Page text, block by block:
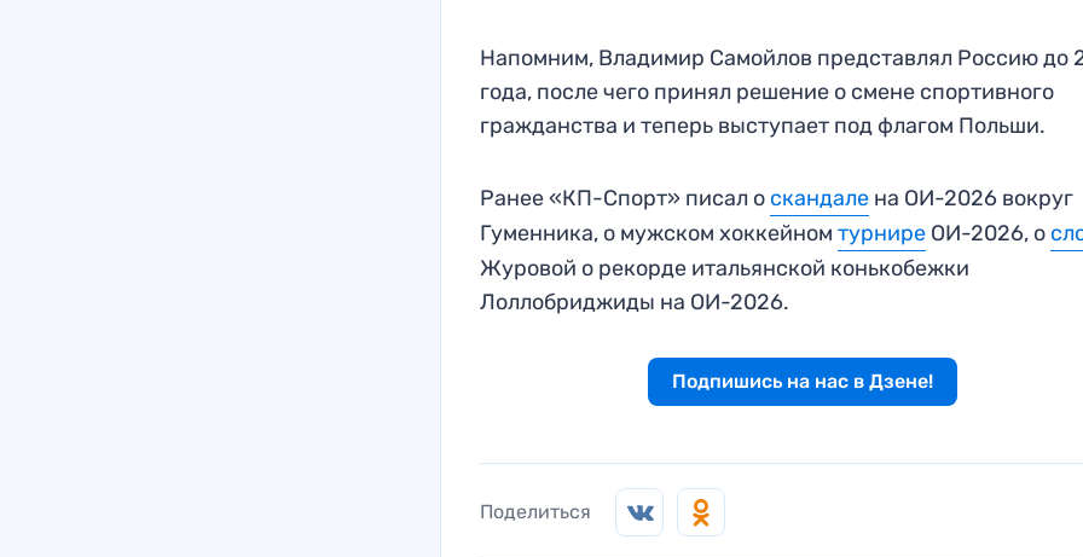
Напомним, Владимир Самойлов представлял Россию до
года, после чего принял решение о смене спортивного
гражданства и теперь выступает под флагом Польши.
Ранее «КП-Спорт» писал о скандале на ОИ-2026 вокруг
Гуменника, о мужском хоккейномтурнире ОИ-2026, о
Журовой о рекорде итальянской конькобежки
Лоллобриджиды на ОИ-2026.
Подпишись на нас в Дзене!
Поделиться